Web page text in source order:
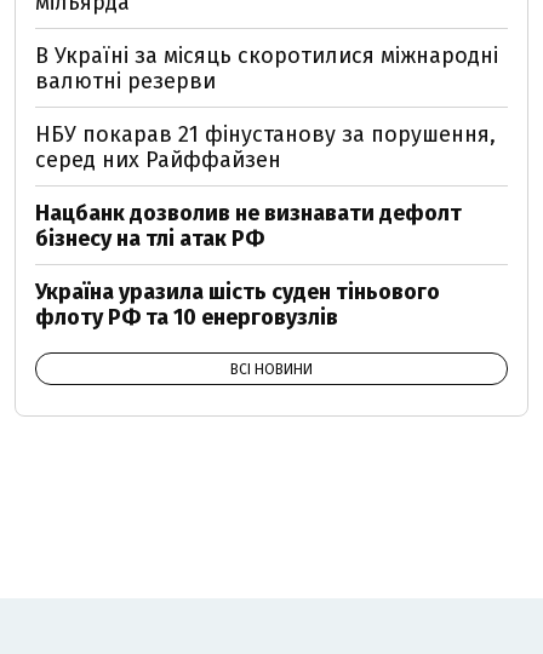
В Україні за місяць скоротилися міжнародні
валютні резерви
НБУ покарав 21 фінустанову за порушення,
серед них Райффайзен
Нацбанк дозволив не визнавати дефолт
бізнесу на тлі атак РФ
Україна уразила шість суден тіньового
флоту РФ та 10 енерговузлів
ВСІ НОВИНИ